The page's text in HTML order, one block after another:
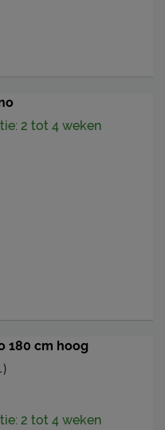
2 tot 4 weken
180 cm hoog
2 tot 4 weken